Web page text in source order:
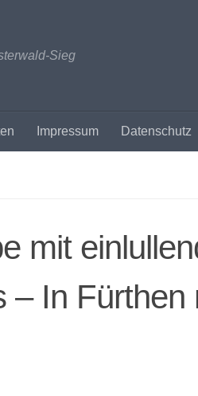
Sieg
Impressum Datenschutz
mit
– In Fürthen